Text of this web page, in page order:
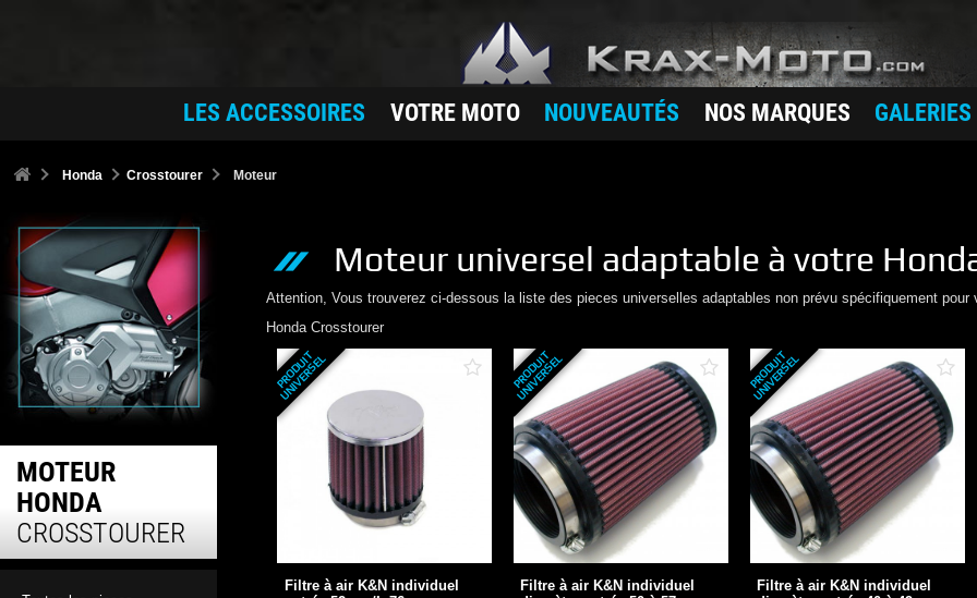
LES ACCESSOIRES VOTRE MOTO NOUVEAUTÉS NOS MARQUES GALERIES
Honda Crosstourer Moteur
MOTEUR
HONDA
CROSSTOURER
Moteur universel adaptable à votre
Attention, Vous trouverez ci-dessous la liste des pieces universelles adaptables non prévu spécifiquement pour
Honda Crosstourer
P
R
O
D
U
I
T
U
N
I
V
E
R
S
E
L
Filtre à air K&N individuel
Filtre à air K&N individuel
88,00 €
P
R
O
D
U
I
T
U
N
I
V
E
R
S
E
L
Filtre à air K&N individuel
Filtre à air K&N individuel
diamètre...
78,00 €
P
R
O
D
U
I
T
U
N
I
V
E
R
S
E
L
Filtre à air K&N individuel
Filtre à air K&N individuel
diamètre...
74,00 €